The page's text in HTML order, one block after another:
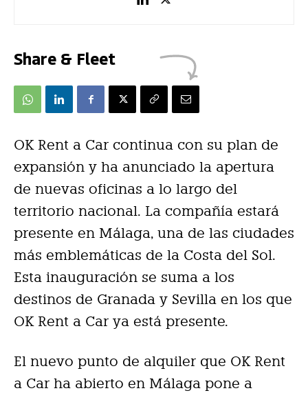
Share & Fleet
OK Rent a Car continua con su plan de
expansión y ha anunciado la apertura
de nuevas oficinas a lo largo del
territorio nacional. La compañía estará
presente en Málaga, una de las ciudades
más emblemáticas de la Costa del Sol.
Esta inauguración se suma a los
destinos de Granada y Sevilla en los que
OK Rent a Car ya está presente.
El nuevo punto de alquiler que OK Rent
a Car ha abierto en Málaga pone a